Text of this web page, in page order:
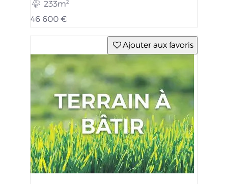
233m²
46 600 €
Ajouter aux favoris